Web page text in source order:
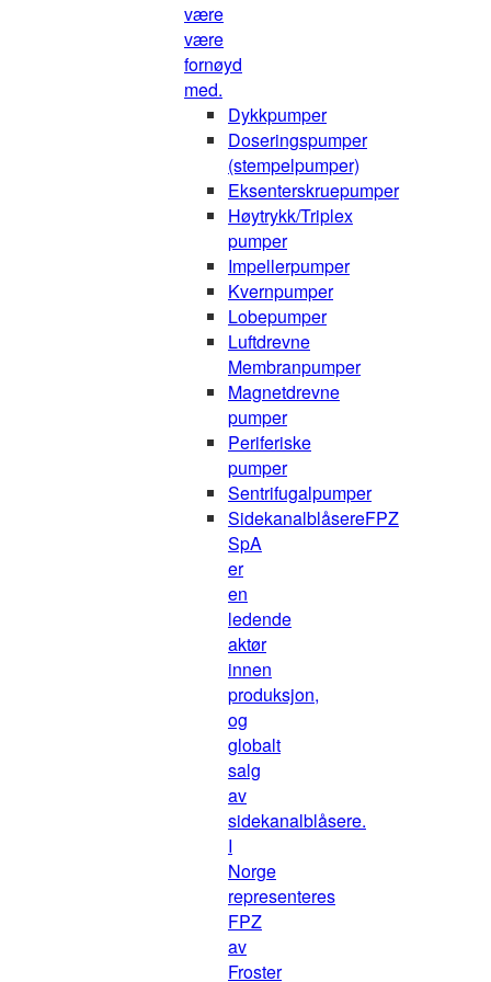
være
være
fornøyd
med.
Dykkpumper
Doseringspumper
(stempelpumper)
Eksenterskruepumper
Høytrykk/Triplex
pumper
Impellerpumper
Kvernpumper
Lobepumper
Luftdrevne
Membranpumper
Magnetdrevne
pumper
Periferiske
pumper
Sentrifugalpumper
SidekanalblåsereFPZ
SpA
er
en
ledende
aktør
innen
produksjon,
og
globalt
salg
av
sidekanalblåsere.
I
Norge
representeres
FPZ
av
Froster